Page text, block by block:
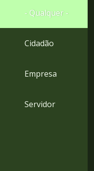
rodapé
- Qualquer -
Cidadão
Empresa
Servidor